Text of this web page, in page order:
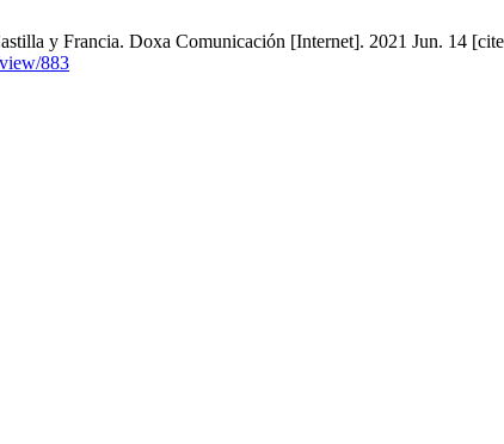
y Francia. Doxa Comunicación [Internet]. 2021 Jun. 14
883